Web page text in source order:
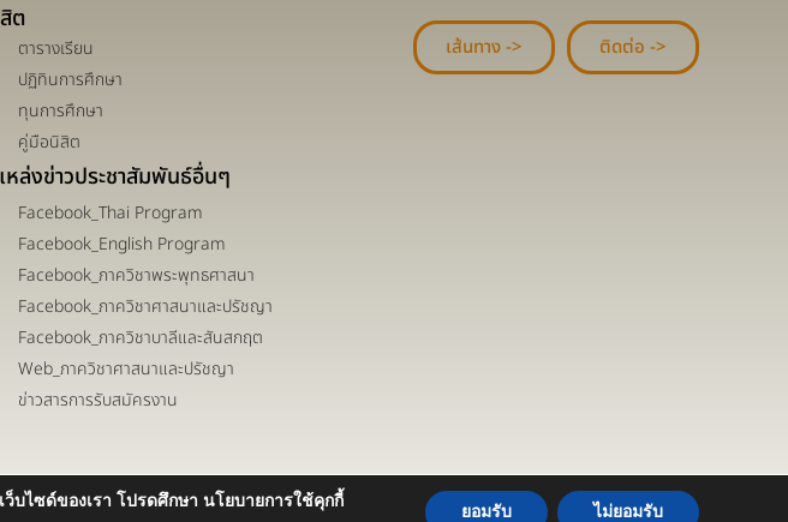
ต
ตารางเรียน
ปฏิทินการศึกษา
ทุนการศึกษา
คู่มือนิสิต
หล่งข่าวประชาสัมพันธ์อื่นๆ
Facebook_Thai Program
Facebook_English Program
Facebook_ภาควิชาพระพุทธศาสนา
Facebook_ภาควิชาศาสนาและปรัชญา
Facebook_ภาควิชาบาลีและสันสกฤต
Web_ภาควิชาศาสนาและปรัชญา
ข่าวสารการรับสมัครงาน
เส้นทาง -> ติดต่อ ->
Copyright ©2025 Faculty of Buddhism. All rights reserved
บไซด์ของเรา โปรดศึกษา นโยบายการใช้คุกกี้
ยอมรับ ไม่ยอมรับ